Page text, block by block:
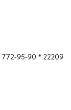
95-90 * 22209